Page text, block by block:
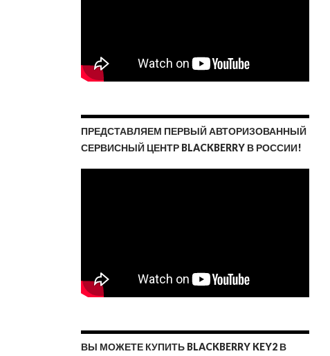
ПРЕДСТАВЛЯЕМ ПЕРВЫЙ АВТОРИЗОВАННЫЙ
СЕРВИСНЫЙ ЦЕНТР BLACKBERRY В РОССИИ!
ВЫ МОЖЕТЕ КУПИТЬ BLACKBERRY KEY2 В